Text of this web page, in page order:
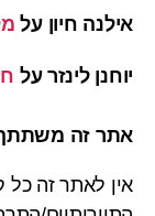
אילנה חיון על
יוחנן לינזר על
אתר זה משתתף
אין לאתר זה כל